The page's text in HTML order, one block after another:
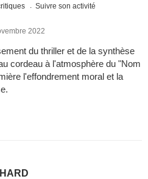
Suivre son activité
2022
du thriller et de la synthèse
cordeau à l'atmosphère du "Nom
l'effondrement moral et la